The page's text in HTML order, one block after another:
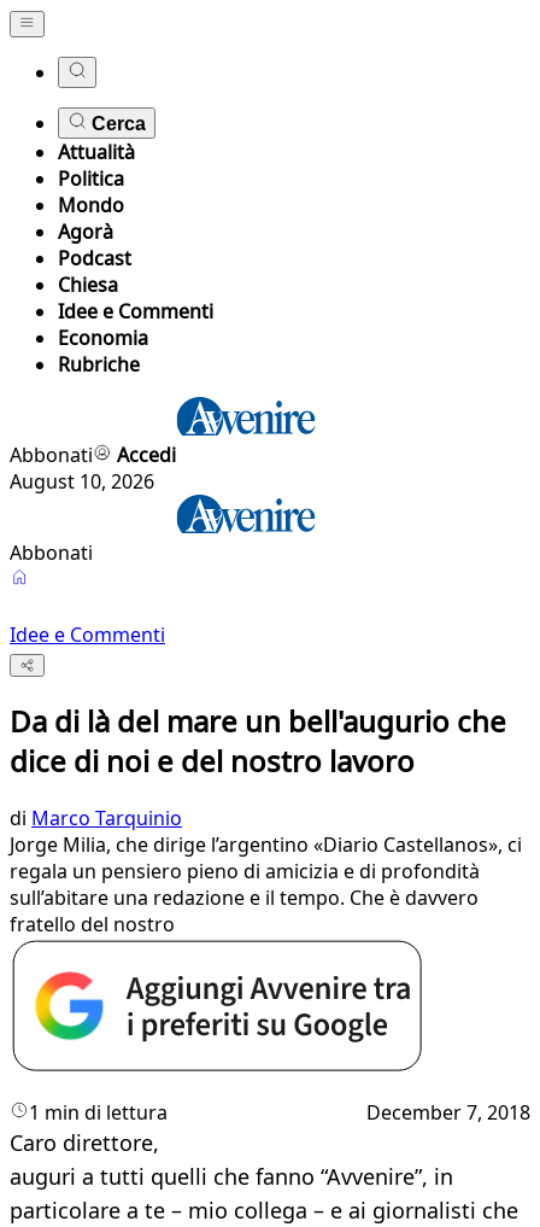
Cerca
Attualità
Politica
Mondo
Agorà
Podcast
Chiesa
Idee e Commenti
Economia
Rubriche
Abbonati
Accedi
August 10, 2026
Abbonati
Idee e Commenti
Da di là del mare un bell'augurio che
dice di noi e del nostro lavoro
di Marco Tarquinio
Jorge Milia, che dirige l’argentino «Diario Castellanos», ci
regala un pensiero pieno di amicizia e di profondità
sull’abitare una redazione e il tempo. Che è davvero
fratello del nostro
1 min di lettura December 7, 2018
Caro direttore,
auguri a tutti quelli che fanno “Avvenire”, in
particolare a te – mio collega – e ai giornalisti che